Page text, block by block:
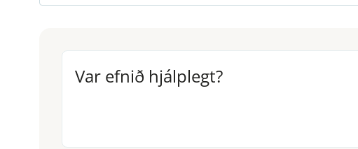
Var efnið hjálplegt?
Var efnið hjálplegt?